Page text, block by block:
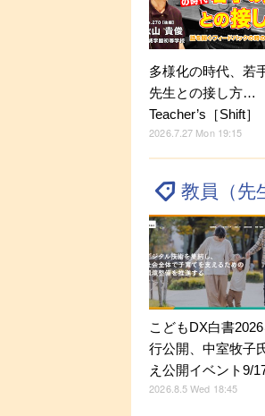
多様化の時代、若
先生との接し方…
Teacher’s［Shift］
2026.7.27 Mon 19:15
教員（先
こどもDX白書
行公開、中室牧子
え公開イベント9/
2026.8.5 Wed 18:45